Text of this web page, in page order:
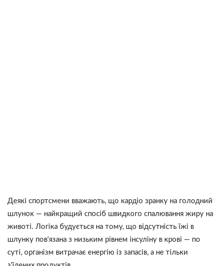
Деякі спортсмени вважають, що кардіо зранку на голодний
шлунок — найкращий спосіб швидкого спалювання жиру на
животі. Логіка будується на тому, що відсутність їжі в
шлунку пов'язана з низьким рівнем інсуліну в крові — по
суті, організм витрачає енергію із запасів, а не тільки